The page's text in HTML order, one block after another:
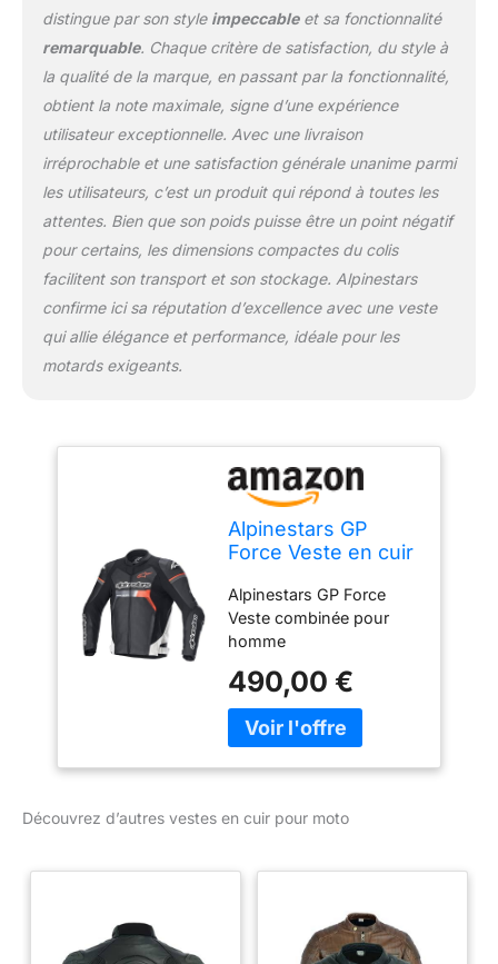
distingue par son style impeccableet sa fonctionnalité
remarquable. Chaque critère de satisfaction, du style à
la qualité de la marque, en passant par la fonctionnalité,
obtient la note maximale, signe d’une expérience
utilisateur exceptionnelle. Avec une livraison
irréprochable et une satisfaction générale unanime parmi
les utilisateurs, c’est un produit qui répond à toutes les
attentes. Bien que son poids puisse être un point négatif
pour certains, les dimensions compactes du colis
facilitent son transport et son stockage. Alpinestars
confirme ici sa réputation d’excellence avec une veste
qui allie élégance et performance, idéale pour les
motards exigeants.
Alpinestars GP
Force Veste en cuir
schwarz/rot/weiß,
52
Alpinestars GP Force
Veste combinée pour
homme
COAT Alpinestars
Black/Red/White
490,00 €
Découvrez d’autres vestes en cuir pour moto